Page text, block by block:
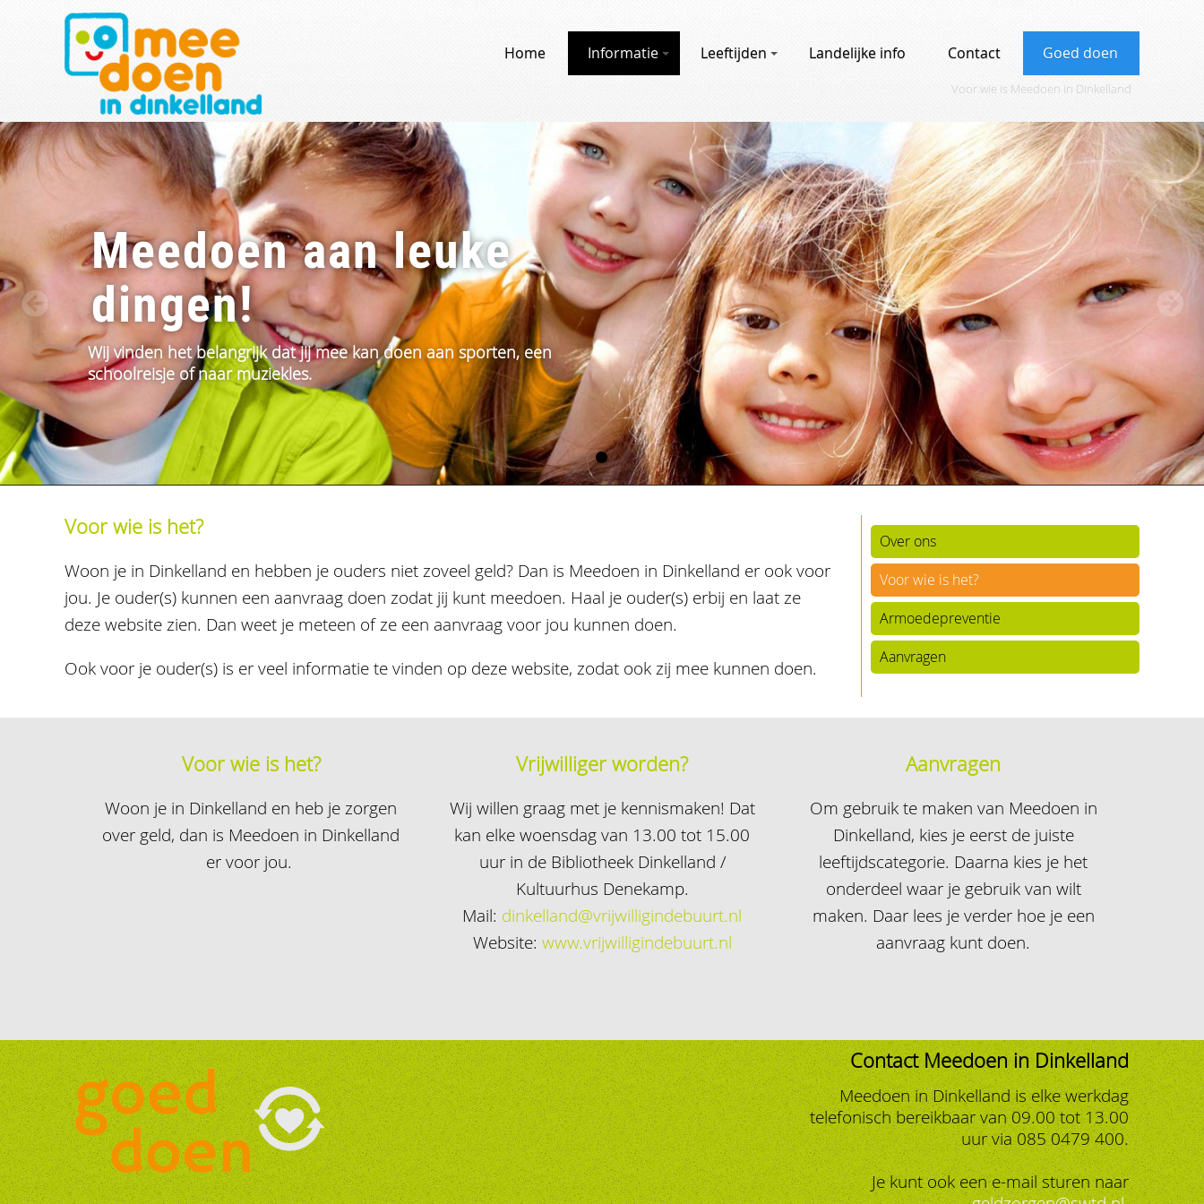
Home Informatie Leeftijden Landelijke info Contact Goed doen
Voor wie is Meedoen in Dinkelland
Meedoen aan leuke
dingen!
Wij vinden het belangrijk dat jij mee kan doen aan sporten, een
schoolreisje of naar muziekles.
Voor wie is het?
Woon je in Dinkelland en hebben je ouders niet zoveel geld? Dan is Meedoen in Dinkelland er ook voor
jou. Je ouder(s) kunnen een aanvraag doen zodat jij kunt meedoen. Haal je ouder(s) erbij en laat ze
deze website zien. Dan weet je meteen of ze een aanvraag voor jou kunnen doen.
Ook voor je ouder(s) is er veel informatie te vinden op deze website, zodat ook zij mee kunnen doen.
Over ons
Voor wie is het?
Armoedepreventie
Aanvragen
Voor wie is het?
Woon je in Dinkelland en heb je zorgen
over geld, dan is Meedoen in Dinkelland
er voor jou.
Vrijwilliger worden?
Wij willen graag met je kennismaken! Dat
kan elke woensdag van 13.00 tot 15.00
uur in de Bibliotheek Dinkelland /
Kultuurhus Denekamp.
Mail: dinkelland@vrijwilligindebuurt.nl
Website: www.vrijwilligindebuurt.nl
Aanvragen
Om gebruik te maken van Meedoen in
Dinkelland, kies je eerst de juiste
leeftijdscategorie. Daarna kies je het
onderdeel waar je gebruik van wilt
maken. Daar lees je verder hoe je een
aanvraag kunt doen.
Contact Meedoen in Dinkelland
Meedoen in Dinkelland is elke werkdag
telefonisch bereikbaar van 09.00 tot 13.00
uur via 085 0479 400.
Je kunt ook een e-mail sturen naar